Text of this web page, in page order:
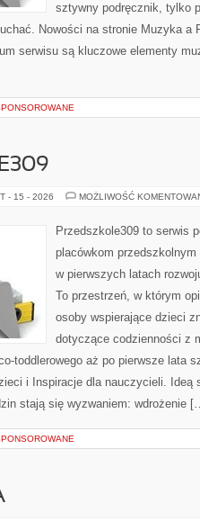
sztywny podręcznik, tylko
Nowości na stronie Muzyka a
serwisu są kluczowe elementy
- 15 - 2026 MOŻLIWOŚĆ
Przedszkole309 to serwis
placówkom
w pierwszych latach
To przestrzeń, w którym
osoby wspierające dzieci
dotyczące codzienności z
toddlerowego aż po pierwsze lata
i Inspiracje dla nauczycieli. Ideą
stają się wyzwaniem: wdrożenie